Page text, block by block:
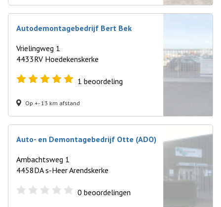
Autodemontagebedrijf Bert Bek
Vrielingweg 1
4433RV Hoedekenskerke
1 beoordeling
Op +- 13 km afstand
Auto- en Demontagebedrijf Otte (ADO)
Ambachtsweg 1
4458DA s-Heer Arendskerke
0 beoordelingen